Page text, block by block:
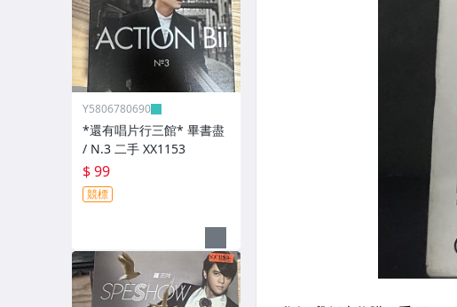
Y5806780690
*還有唱片行三館* 畢書盡
/ N.3 二手 XX1153
$ 99
競標